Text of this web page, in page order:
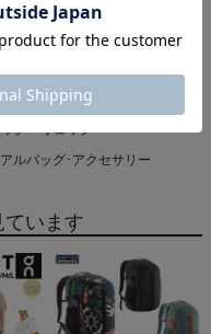
グ・リュック
ルバッグ･アクセサリー
います